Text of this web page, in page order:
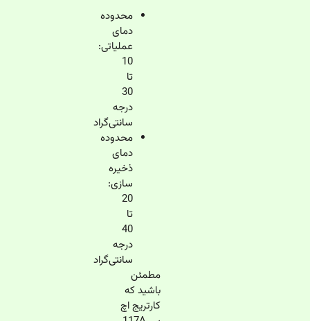
محدوده
دمای
عملیاتی:
10
تا
30
درجه
سانتی‌گراد
محدوده
دمای
ذخیره
سازی:
20
تا
40
درجه
سانتی‌گراد
مطمئن
باشید که
کارتریج اچ